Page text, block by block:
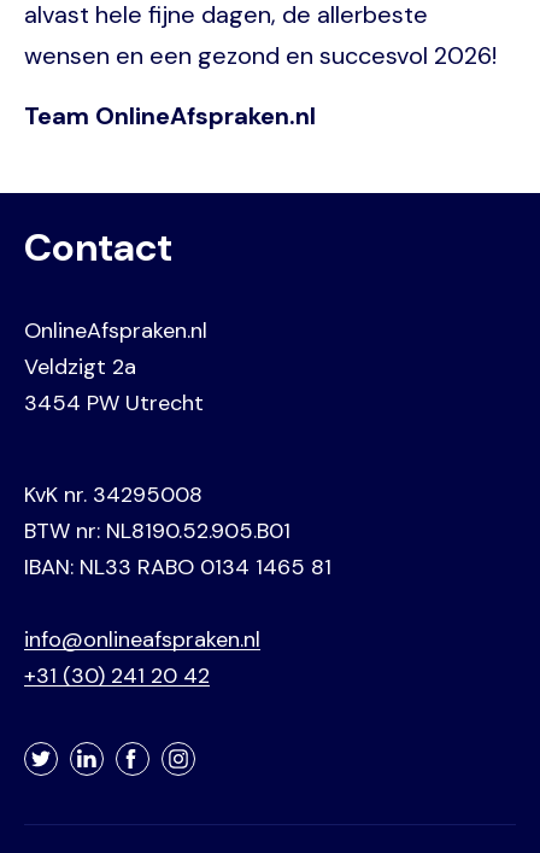
alvast hele fijne dagen, de allerbeste
wensen en een gezond en succesvol 2026!
Team OnlineAfspraken.nl
Contact
OnlineAfspraken.nl
Veldzigt 2a
3454 PW Utrecht
KvK nr. 34295008
BTW nr: NL8190.52.905.B01
IBAN: NL33 RABO 0134 1465 81
info@onlineafspraken.nl
+31 (30) 241 20 42
TwitterLinkedInFacebookInstagram